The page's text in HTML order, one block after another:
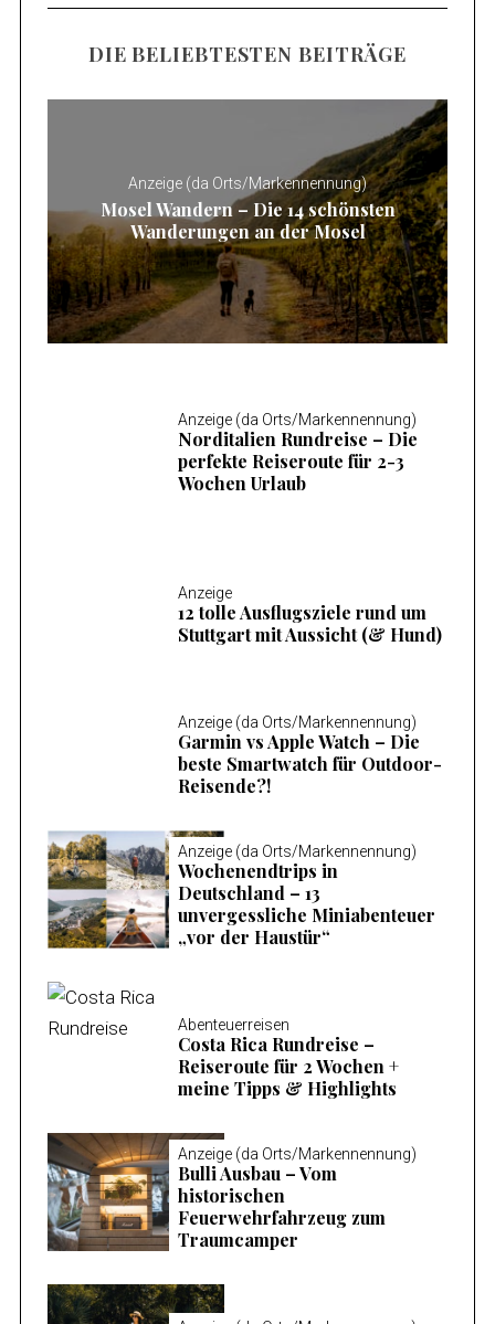
DIE BELIEBTESTEN BEITRÄGE
Anzeige (da Orts/Markennennung)
Mosel Wandern – Die 14 schönsten
Wanderungen an der Mosel
Anzeige (da Orts/Markennennung)
Norditalien Rundreise – Die
perfekte Reiseroute für 2-3
Wochen Urlaub
Anzeige
12 tolle Ausflugsziele rund um
Stuttgart mit Aussicht (& Hund)
Anzeige (da Orts/Markennennung)
Garmin vs Apple Watch – Die
beste Smartwatch für Outdoor-
Reisende?!
Anzeige (da Orts/Markennennung)
Wochenendtrips in
Deutschland – 13
unvergessliche Miniabenteuer
„vor der Haustür“
Abenteuerreisen
Costa Rica Rundreise –
Reiseroute für 2 Wochen +
meine Tipps & Highlights
Anzeige (da Orts/Markennennung)
Bulli Ausbau – Vom
historischen
Feuerwehrfahrzeug zum
Traumcamper